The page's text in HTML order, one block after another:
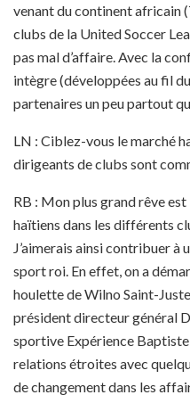
venant du continent africain
clubs de la United Soccer
pas mal d’affaire. Avec la
intègre (développées au fil
partenaires un peu partout
LN : Ciblez-vous le marché
dirigeants de clubs sont
RB : Mon plus grand rêve
haïtiens dans les différents
J’aimerais ainsi contribuer à
sport roi. En effet, on a
houlette de Wilno Saint-
président directeur général
sportive Expérience
relations étroites avec
de changement dans les